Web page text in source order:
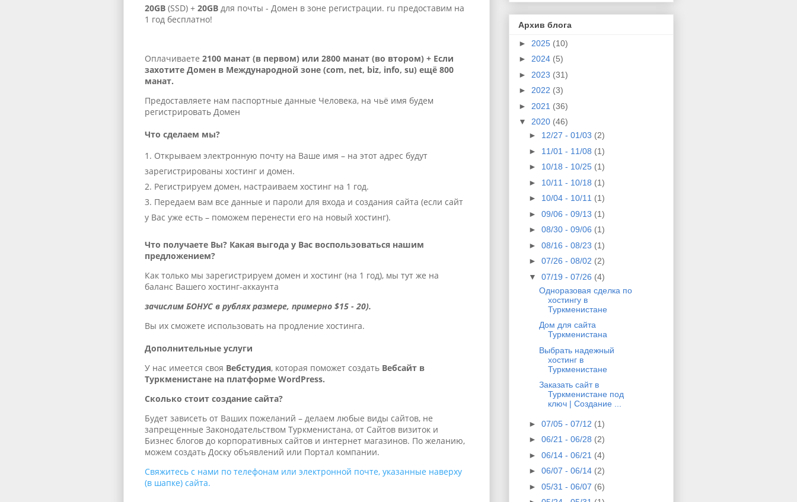
20GB (SSD) + 20GB для почты - Домен в зоне регистрации. ru предоставим на
1 год бесплатно!
Оплачиваете 2100 манат (в первом) или 2800 манат (во втором) + Если
захотите Домен в Международной зоне (com, net, biz, info, su) ещё 800
манат.
Предоставляете нам паспортные данные Человека, на чьё имя будем
регистрировать Домен
Что сделаем мы?
Открываем электронную почту на Ваше имя – на этот адрес будут
зарегистрированы хостинг и домен.
Регистрируем домен, настраиваем хостинг на 1 год.
Передаем вам все данные и пароли для входа и создания сайта (если сайт
у Вас уже есть – поможем перенести его на новый хостинг).
Что получаете Вы? Какая выгода у Вас воспользоваться нашим
предложением?
Как только мы зарегистрируем домен и хостинг (на 1 год), мы тут же на
баланс Вашего хостинг-аккаунта
зачислим БОНУС в рублях размере, примерно $15 - 20).
Вы их сможете использовать на продление хостинга.
Дополнительные услуги
У нас имеется своя Вебстудия, которая поможет создать Вебсайт в
Туркменистане на платформе WordPress.
Сколько стоит создание сайта?
Будет зависеть от Ваших пожеланий – делаем любые виды сайтов, не
запрещенные Законодательством Туркменистана, от Сайтов визиток и
Бизнес блогов до корпоративных сайтов и интернет магазинов. По желанию,
можем создать Доску объявлений или Портал компании.
Свяжитесь с нами по телефонам или электронной почте, указанные наверху
(в шапке) сайта.
Архив блога
► 2025 (10)
► 2024 (5)
► 2023 (31)
► 2022 (3)
► 2021 (36)
▼ 2020 (46)
► 12/27 - 01/03 (2)
► 11/01 - 11/08 (1)
► 10/18 - 10/25 (1)
► 10/11 - 10/18 (1)
► 10/04 - 10/11 (1)
► 09/06 - 09/13 (1)
► 08/30 - 09/06 (1)
► 08/16 - 08/23 (1)
► 07/26 - 08/02 (2)
▼ 07/19 - 07/26 (4)
Одноразовая сделка по
хостингу в
Туркменистане
Дом для сайта
Туркменистана
Выбрать надежный
хостинг в
Туркменистане
Заказать сайт в
Туркменистане под
ключ | Создание ...
► 07/05 - 07/12 (1)
► 06/21 - 06/28 (2)
► 06/14 - 06/21 (4)
► 06/07 - 06/14 (2)
► 05/31 - 06/07 (6)